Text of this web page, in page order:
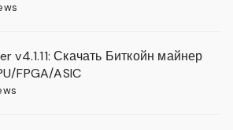
v4.1.11: Скачать Биткойн майнер
FPGA/ASIC